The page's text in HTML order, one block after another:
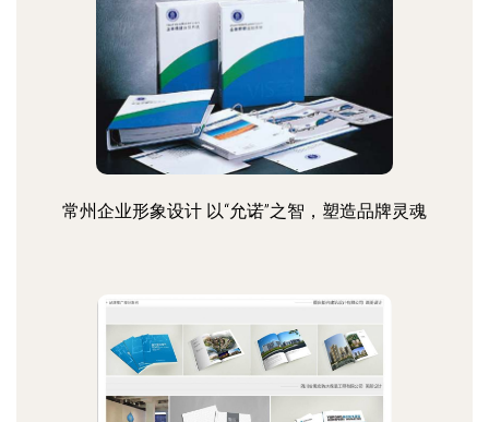
常州企业形象设计 以“允诺”之智，塑造品牌灵魂